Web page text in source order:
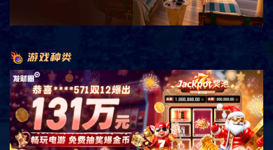
邮编：000000
邮箱：admin@youweb.com